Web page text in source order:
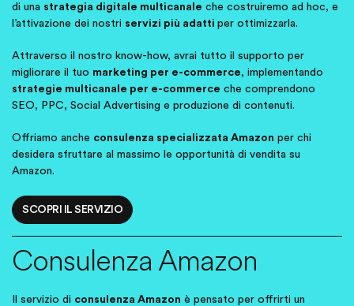
di una strategia digitale multicanale che costruiremo ad hoc, e
l’attivazione dei nostri servizi più adatti per ottimizzarla.
Attraverso il nostro know-how, avrai tutto il supporto per
migliorare il tuo marketing per e-commerce, implementando
strategie multicanale per e-commerce che comprendono
SEO, PPC, Social Advertising e produzione di contenuti.
Offriamo anche consulenza specializzata Amazon per chi
desidera sfruttare al massimo le opportunità di vendita su
Amazon.
SCOPRI IL SERVIZIO
Consulenza Amazon
Il servizio di consulenza Amazon è pensato per offrirti un